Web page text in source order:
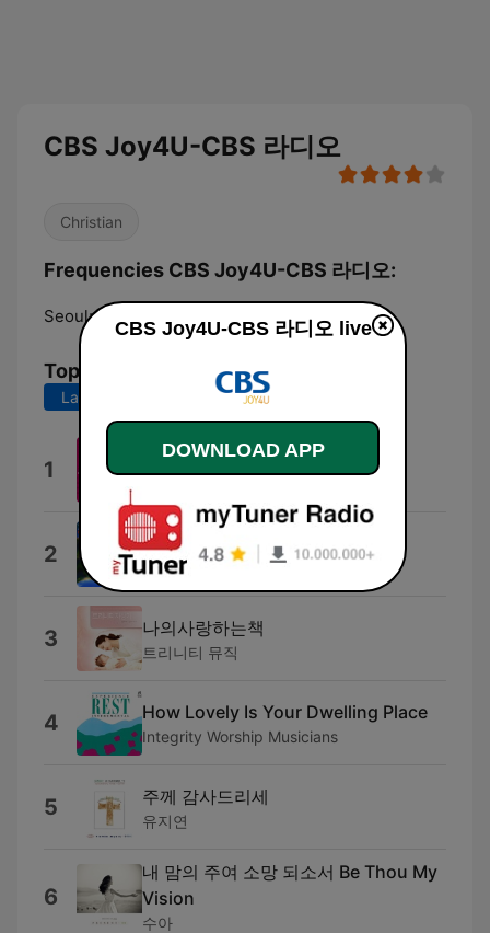
CBS Joy4U-CBS 라디오
Christian
Frequencies CBS Joy4U-CBS 라디오:
Seoul: Online
Top Songs
Last 7 days Last 30 days
1 私の宝物
2 Morning Has Broken
Dino
3 나의사랑하는책
트리니티 뮤직
4 How Lovely Is Your Dwelling Place
Integrity Worship Musicians
5 주께 감사드리세
유지연
6
내 맘의 주여 소망 되소서 Be Thou My
Vision
수아
CBS Joy4U-CBS 라디오 live
DOWNLOAD APP